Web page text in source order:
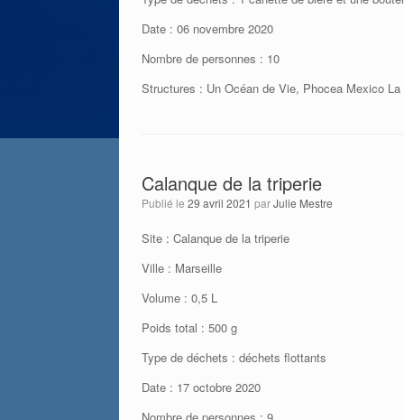
Date : 06 novembre 2020
Nombre de personnes : 10
Structures : Un Océan de Vie, Phocea Mexico
Calanque de la triperie
Publié le 29 avril 2021 parJulie Mestre
Site : Calanque de la triperie
Ville : Marseille
Volume : 0,5 L
Poids total : 500 g
Type de déchets : déchets flottants
Date : 17 octobre 2020